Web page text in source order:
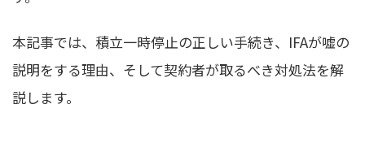
本記事では、積立一時停止の正しい手続き、IFAが嘘の
説明をする理由、そして契約者が取るべき対処法を解
説します。